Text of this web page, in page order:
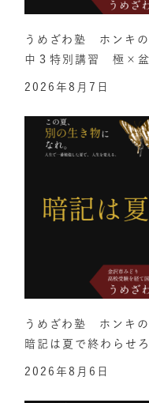
うめざわ塾 ホンキ
中３特別講習 極×
2026年8月7日
うめざわ塾 ホンキ
暗記は夏で終わらせろ
2026年8月6日